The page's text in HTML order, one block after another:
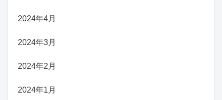
2024年4月
2024年3月
2024年2月
2024年1月